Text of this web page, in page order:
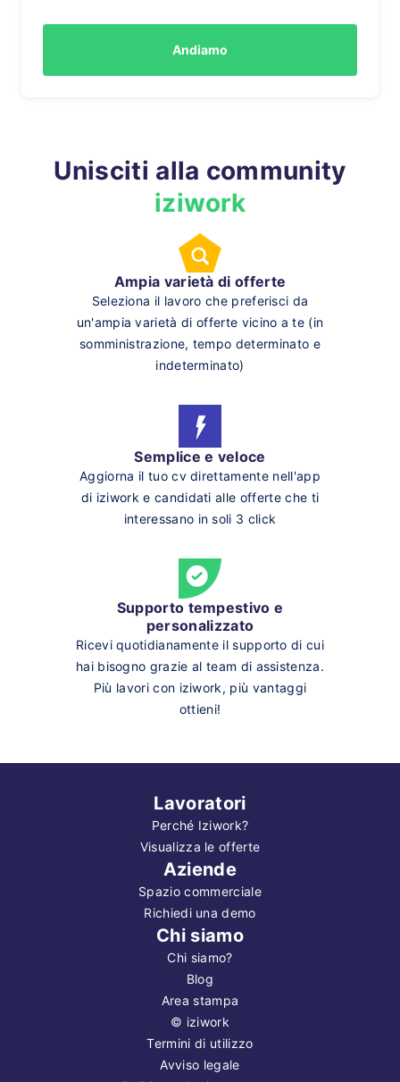
Andiamo
Unisciti alla community
iziwork
Ampia varietà di offerte
Seleziona il lavoro che preferisci da
un'ampia varietà di offerte vicino a te (in
somministrazione, tempo determinato e
indeterminato)
Semplice e veloce
Aggiorna il tuo cv direttamente nell'app
di iziwork e candidati alle offerte che ti
interessano in soli 3 click
Supporto tempestivo e
personalizzato
Ricevi quotidianamente il supporto di cui
hai bisogno grazie al team di assistenza.
Più lavori con iziwork, più vantaggi
ottieni!
Lavoratori
Perché Iziwork?
Visualizza le offerte
Aziende
Spazio commerciale
Richiedi una demo
Chi siamo
Chi siamo?
Blog
Area stampa
© iziwork
Termini di utilizzo
Avviso legale